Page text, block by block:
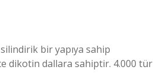
bir yapıya sahip
dikotin dallara sahiptir. 4.000 tür